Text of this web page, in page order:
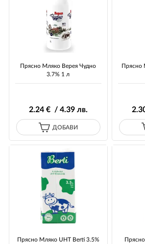
Прясно Мляко Верея Чудно
3.7% 1 л
2.24€ / 4.39лв.
ДОБАВИ
Прясно
2
Прясно Мляко UHT Berti 3.5%